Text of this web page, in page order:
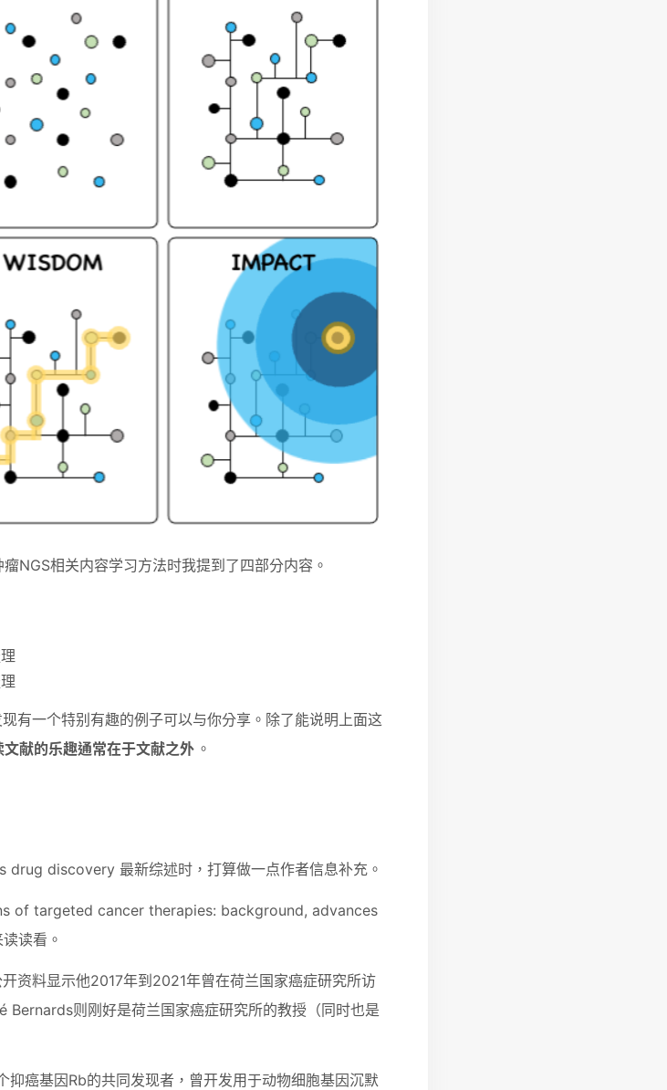
NGS相关内容学习方法时我提到了四部分内容。
有一个特别有趣的例子可以与你分享。除了能说明上面这
文献的乐趣通常在于文献之外 。
discovery 最新综述时，打算做一点作者信息补充。
of targeted cancer therapies: background, advances
读看。
资料显示他2017年到2021年曾在荷兰国家癌症研究所访
Bernards则刚好是荷兰国家癌症研究所的教授（同时也是
癌基因Rb的共同发现者，曾开发用于动物细胞基因沉默